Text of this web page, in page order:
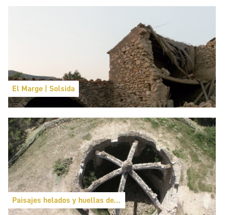
El Marge | Solsida
Paisajes helados y huellas de tinta